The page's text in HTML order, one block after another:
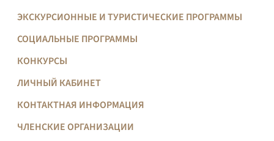
ЭКСКУРСИОННЫЕ И ТУРИСТИЧЕСКИЕ ПРОГРАММЫ
СОЦИАЛЬНЫЕ ПРОГРАММЫ
КОНКУРСЫ
ЛИЧНЫЙ КАБИНЕТ
КОНТАКТНАЯ ИНФОРМАЦИЯ
ЧЛЕНСКИЕ ОРГАНИЗАЦИИ